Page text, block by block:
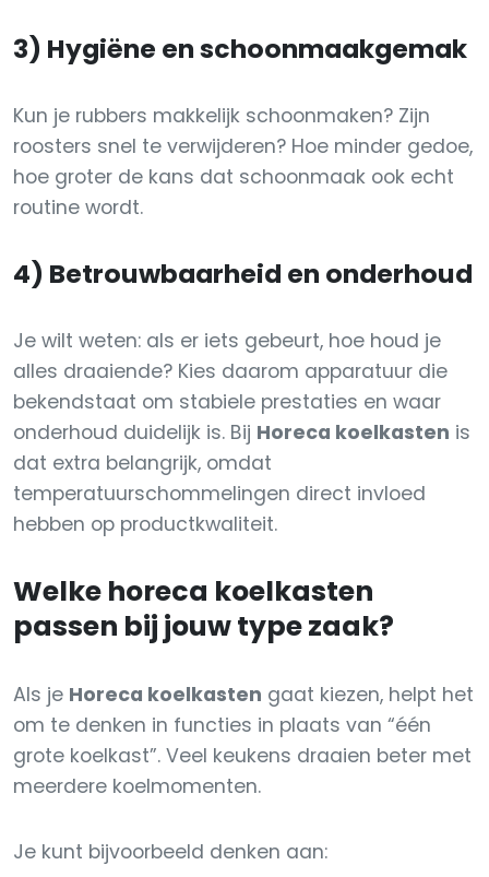
3) Hygiëne en schoonmaakgemak
Kun je rubbers makkelijk schoonmaken? Zijn
roosters snel te verwijderen? Hoe minder gedoe,
hoe groter de kans dat schoonmaak ook echt
routine wordt.
4) Betrouwbaarheid en onderhoud
Je wilt weten: als er iets gebeurt, hoe houd je
alles draaiende? Kies daarom apparatuur die
bekendstaat om stabiele prestaties en waar
onderhoud duidelijk is. Bij Horeca koelkasten is
dat extra belangrijk, omdat
temperatuurschommelingen direct invloed
hebben op productkwaliteit.
Welke horeca koelkasten
passen bij jouw type zaak?
Als je Horeca koelkasten gaat kiezen, helpt het
om te denken in functies in plaats van “één
grote koelkast”. Veel keukens draaien beter met
meerdere koelmomenten.
Je kunt bijvoorbeeld denken aan: